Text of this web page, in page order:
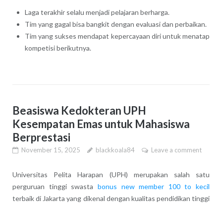
Laga terakhir selalu menjadi pelajaran berharga.
Tim yang gagal bisa bangkit dengan evaluasi dan perbaikan.
Tim yang sukses mendapat kepercayaan diri untuk menatap
kompetisi berikutnya.
Beasiswa Kedokteran UPH
Kesempatan Emas untuk Mahasiswa
Berprestasi
November 15, 2025 blackkoala84 Leave a comment
Universitas Pelita Harapan (UPH) merupakan salah satu
perguruan tinggi swasta bonus new member 100 to kecil
terbaik di Jakarta yang dikenal dengan kualitas pendidikan tinggi